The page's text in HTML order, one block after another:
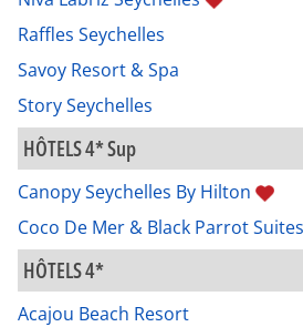
Raffles Seychelles
Savoy Resort & Spa
Story Seychelles
HÔTELS 4* Sup
Canopy Seychelles By Hilton
Coco De Mer & Black Parrot Suites
HÔTELS 4*
Acajou Beach Resort